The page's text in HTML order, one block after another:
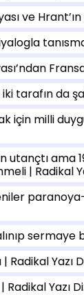
ve
tarafın da
için milli
utançtı ama
| Radikal
paranoya-
sermaye
Radikal Yazı
Radikal Yazı